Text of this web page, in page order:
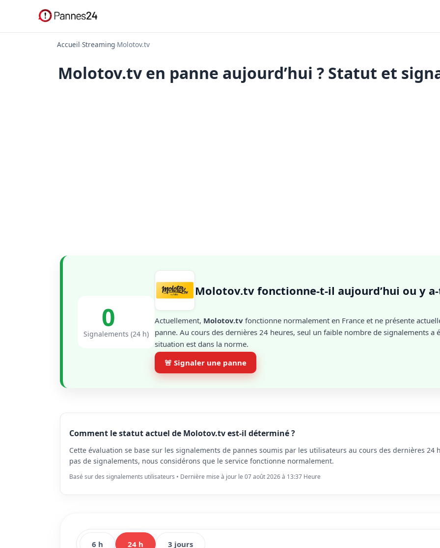
Accueil›Streaming›Molotov.tv
Molotov.tv en panne aujourd’hui ? Statut et
0
Signalements (24 h)
Molotov.tv fonctionne-t-il aujourd’hui ou y
Actuellement, Molotov.tv fonctionne normalement en France et ne présente
panne. Au cours des dernières 24 heures, seul un faible nombre de signalements a
situation est dans la norme.
🚨 Signaler une panne
Comment le statut actuel de Molotov.tv est-il déterminé ?
Cette évaluation se base sur les signalements de pannes soumis par les utilisateurs au cours des dernières 24
pas de signalements, nous considérons que le service fonctionne normalement.
Basé sur des signalements utilisateurs • Dernière mise à jour le 07 août 2026 à 13:37 Heure
6 h 24 h 3 jours